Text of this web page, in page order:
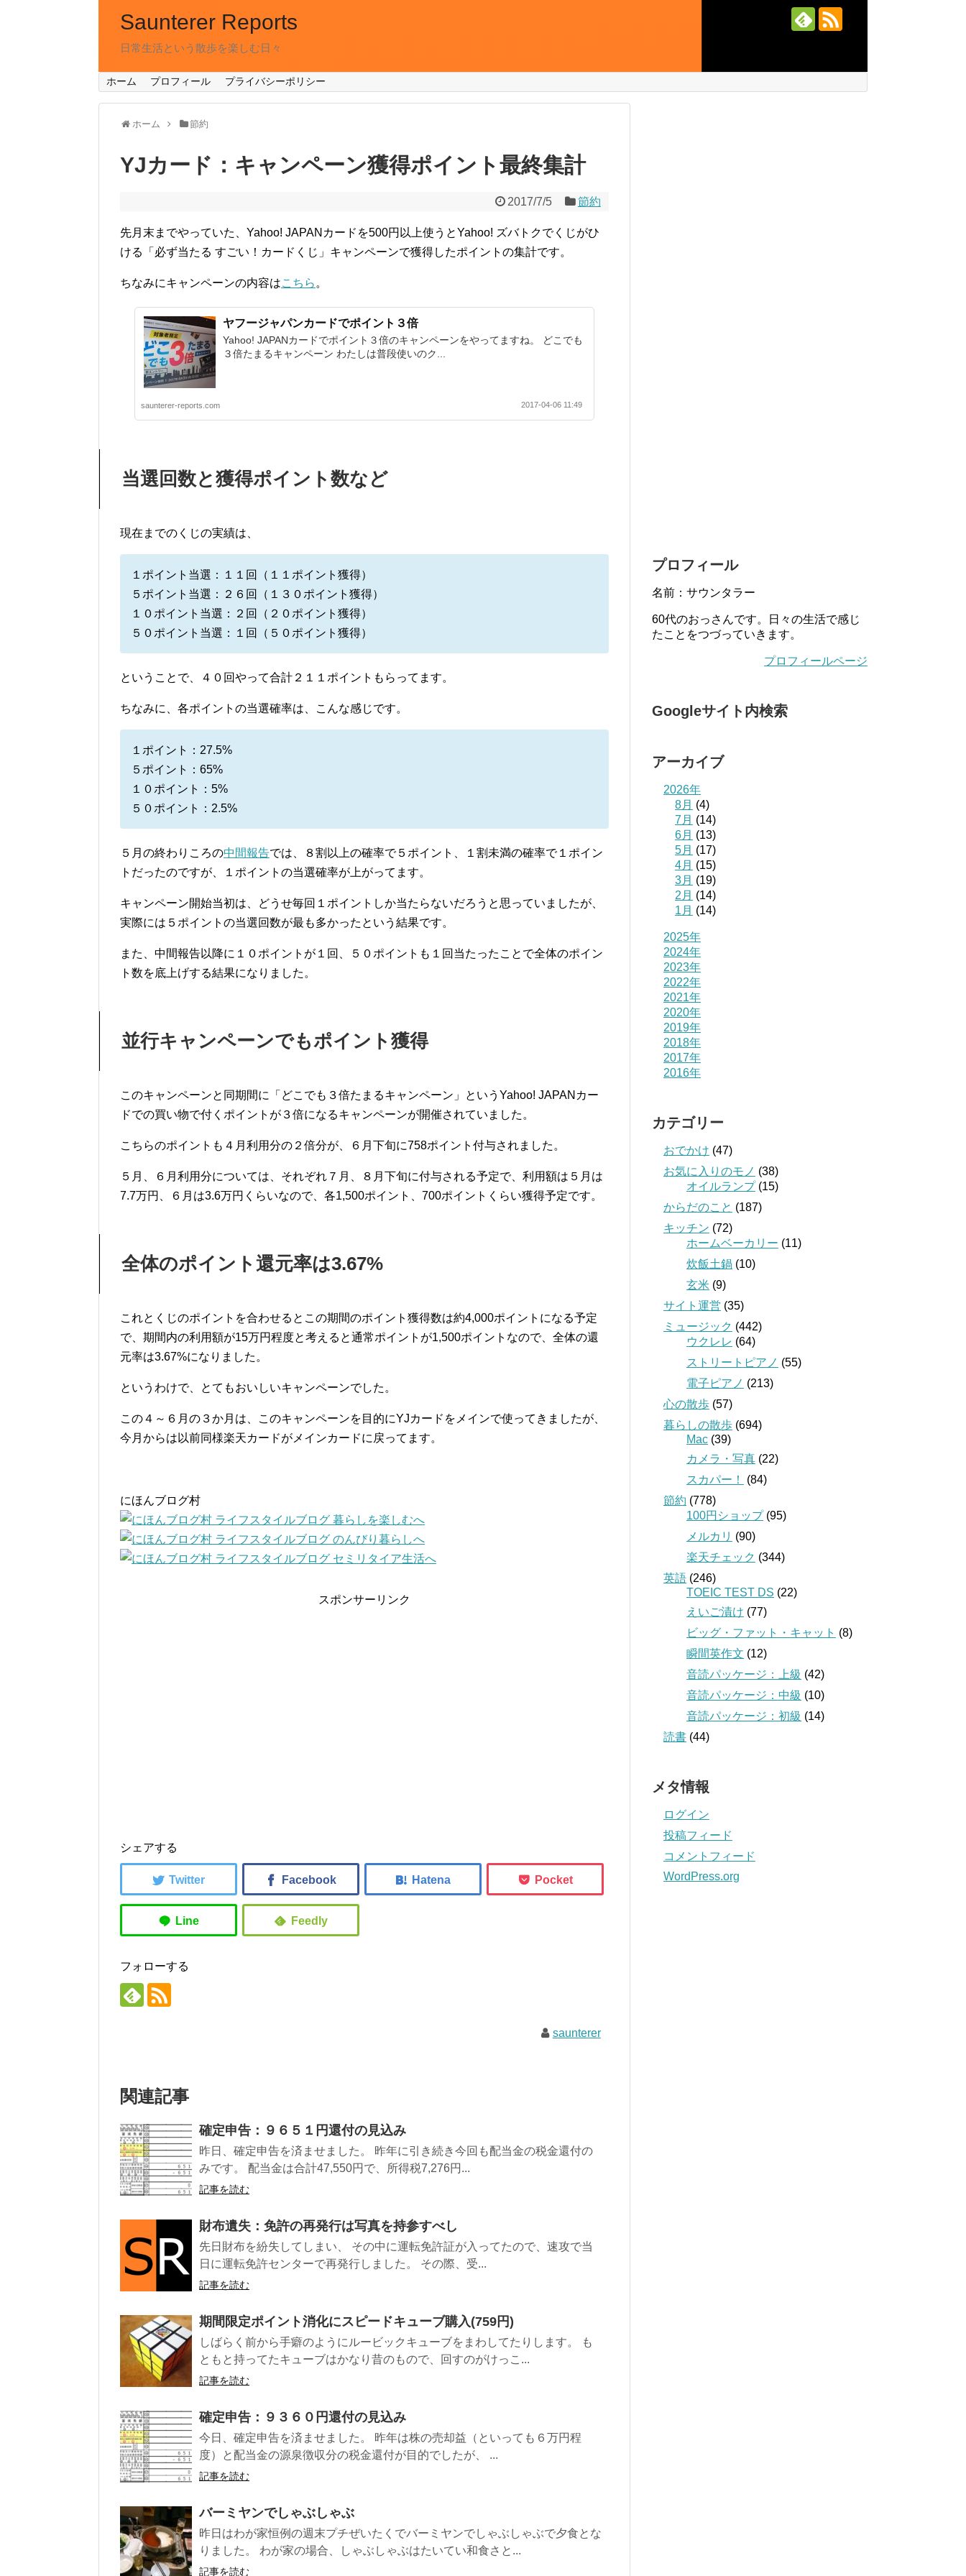
Saunterer Reports
日常生活という散歩を楽しむ日々
ホーム プロフィール プライバシーポリシー
ホーム 節約
YJカード：キャンペーン獲得ポイント最終集計
2017/7/5 節約
先月末までやっていた、Yahoo! JAPANカードを500円以上使うとYahoo! ズバトクでくじがひ
ける「必ず当たる すごい！カードくじ」キャンペーンで獲得したポイントの集計です。
ちなみにキャンペーンの内容はこちら 。
ヤフージャパンカードでポイント３倍
Yahoo! JAPANカードでポイント３倍のキャンペーンをやってますね。 どこでも
３倍たまるキャンペーン わたしは普段使いのク...
saunterer-reports.com 2017-04-06 11:49
当選回数と獲得ポイント数など
現在までのくじの実績は、
１ポイント当選：１１回（１１ポイント獲得）
５ポイント当選：２６回（１３０ポイント獲得）
１０ポイント当選：２回（２０ポイント獲得）
５０ポイント当選：１回（５０ポイント獲得）
ということで、４０回やって合計２１１ポイントもらってます。
ちなみに、各ポイントの当選確率は、こんな感じです。
１ポイント：27.5%
５ポイント：65%
１０ポイント：5%
５０ポイント：2.5%
５月の終わりころの中間報告では、８割以上の確率で５ポイント、１割未満の確率で１ポイン
トだったのですが、１ポイントの当選確率が上がってます。
キャンペーン開始当初は、どうせ毎回１ポイントしか当たらないだろうと思っていましたが、
実際には５ポイントの当選回数が最も多かったという結果です。
また、中間報告以降に１０ポイントが１回、５０ポイントも１回当たったことで全体のポイン
ト数を底上げする結果になりました。
並行キャンペーンでもポイント獲得
このキャンペーンと同期間に「どこでも３倍たまるキャンペーン」というYahoo! JAPANカー
ドでの買い物で付くポイントが３倍になるキャンペーンが開催されていました。
こちらのポイントも４月利用分の２倍分が、６月下旬に758ポイント付与されました。
５月、６月利用分については、それぞれ７月、８月下旬に付与される予定で、利用額は５月は
7.7万円、６月は3.6万円くらいなので、各1,500ポイント、700ポイントくらい獲得予定です。
全体のポイント還元率は3.67%
これとくじのポイントを合わせるとこの期間のポイント獲得数は約4,000ポイントになる予定
で、期間内の利用額が15万円程度と考えると通常ポイントが1,500ポイントなので、全体の還
元率は3.67%になりました。
というわけで、とてもおいしいキャンペーンでした。
この４～６月の３か月は、このキャンペーンを目的にYJカードをメインで使ってきましたが、
今月からは以前同様楽天カードがメインカードに戻ってます。
にほんブログ村
スポンサーリンク
シェアする
フォローする
saunterer
関連記事
確定申告：９６５１円還付の見込み
昨日、確定申告を済ませました。 昨年に引き続き今回も配当金の税金還付の
みです。 配当金は合計47,550円で、所得税7,276円...
記事を読む
財布遺失：免許の再発行は写真を持参すべし
先日財布を紛失してしまい、 その中に運転免許証が入ってたので、速攻で当
日に運転免許センターで再発行しました。 その際、受...
記事を読む
期間限定ポイント消化にスピードキューブ購入(759円)
しばらく前から手癖のようにルービックキューブをまわしてたりします。 も
ともと持ってたキューブはかなり昔のもので、回すのがけっこ...
記事を読む
確定申告：９３６０円還付の見込み
今日、確定申告を済ませました。 昨年は株の売却益（といっても６万円程
度）と配当金の源泉徴収分の税金還付が目的でしたが、 ...
記事を読む
バーミヤンでしゃぶしゃぶ
昨日はわが家恒例の週末プチぜいたくでバーミヤンでしゃぶしゃぶで夕食とな
りました。 わが家の場合、しゃぶしゃぶはたいてい和食さと...
記事を読む
プロフィール
名前：サウンタラー
60代のおっさんです。日々の生活で感じ
たことをつづっていきます。
プロフィールページ
Googleサイト内検索
アーカイブ
2026年
8月 (4)
7月 (14)
6月 (13)
5月 (17)
4月 (15)
3月 (19)
2月 (14)
1月 (14)
2025年
2024年
2023年
2022年
2021年
2020年
2019年
2018年
2017年
2016年
カテゴリー
おでかけ (47)
お気に入りのモノ (38)
オイルランプ(15)
からだのこと (187)
キッチン (72)
ホームベーカリー (11)
炊飯土鍋 (10)
玄米 (9)
サイト運営 (35)
ミュージック (442)
ウクレレ (64)
ストリートピアノ (55)
電子ピアノ (213)
心の散歩 (57)
暮らしの散歩 (694)
Mac (39)
カメラ・写真 (22)
スカパー！
(84)
節約 (778)
100円ショップ(95)
メルカリ (90)
楽天チェック (344)
英語 (246)
TOEIC TEST DS (22)
えいご漬け (77)
ビッグ・ファット・キャット (8)
瞬間英作文 (12)
音読パッケージ：上級 (42)
音読パッケージ：中級 (10)
音読パッケージ：初級 (14)
読書 (44)
メタ情報
ログイン
投稿フィード
コメントフィード
WordPress.org